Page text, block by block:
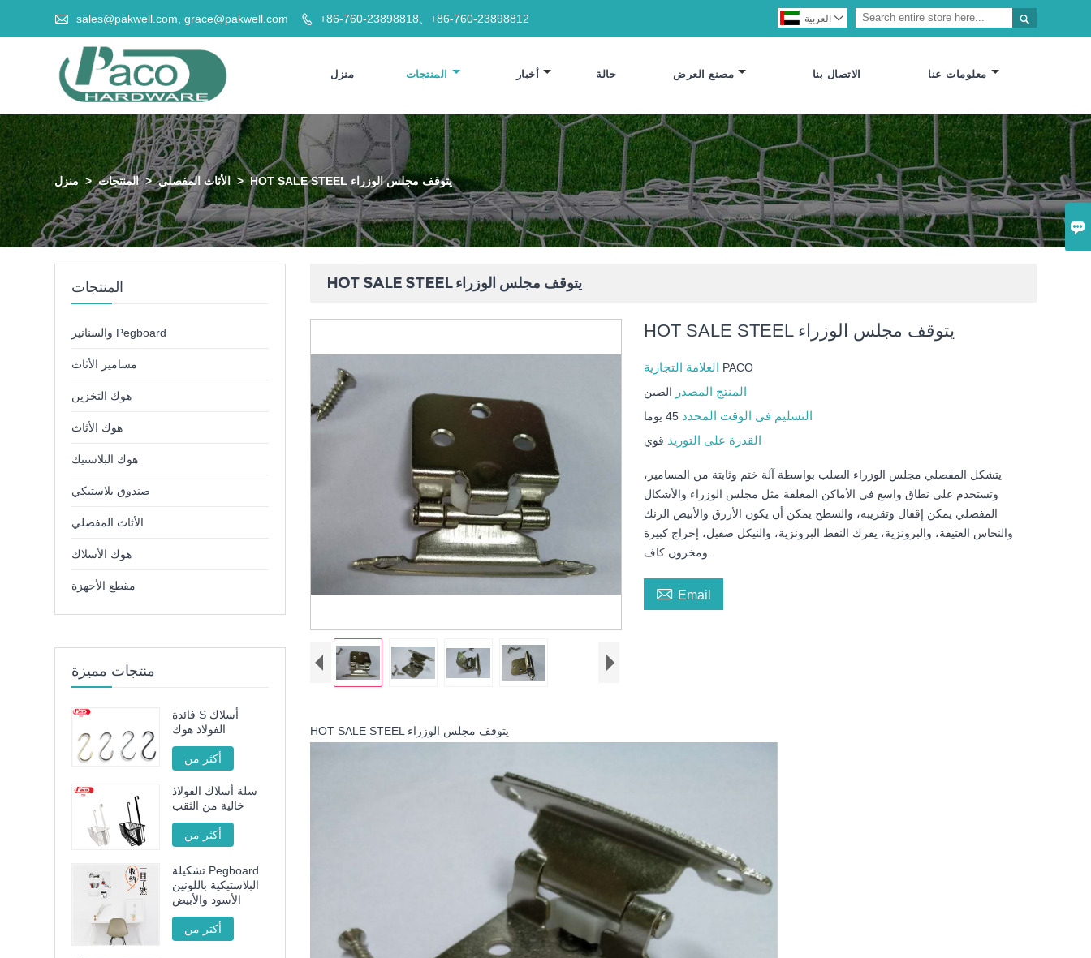

 sales@pakwell.com, grace@pakwell.com  +86-760-23898818、+86-760-23898812  العربية 
منزل المنتجات أخبار حالة مصنع العرض الاتصال بنا معلومات عنا
منزل > المنتجات > الأثاث المفصلي > HOT SALE STEEL يتوقف مجلس الوزراء
HOT SALE STEEL يتوقف مجلس الوزراء
HOT SALE STEEL يتوقف مجلس الوزراء
PACO
المنتج المصدر الصين
التسليم في الوقت المحدد 45 يوما
القدرة على التوريد قوي
يتشكل المفصلي مجلس الوزراء الصلب بواسطة آلة ختم وثابتة من المسامير،
وتستخدم على نطاق واسع في الأماكن المغلقة مثل مجلس الوزراء والأشكال
المفصلي يمكن إقفال وتقريبه، والسطح يمكن أن يكون الأزرق والأبيض الزنك
والنحاس العتيقة، والبرونزية، يفرك النفط البرونزية، والنيكل صقيل، إخراج كبيرة
ومخزون كاف.
 Email
HOT SALE STEEL يتوقف مجلس الوزراء
المنتجات
والسنانير Pegboard
مسامير الأثاث
هوك التخزين
هوك الأثاث
هوك البلاستيك
صندوق بلاستيكي
الأثاث المفصلي
هوك الأسلاك
مقطع الأجهزة
منتجات مميزة
فائدة S أسلاك
الفولاذ هوك
أكثر من
سلة أسلاك الفولاذ
خالية من الثقب
أكثر من
تشكيلة Pegboard
البلاستيكية باللونين
الأسود والأبيض
أكثر من